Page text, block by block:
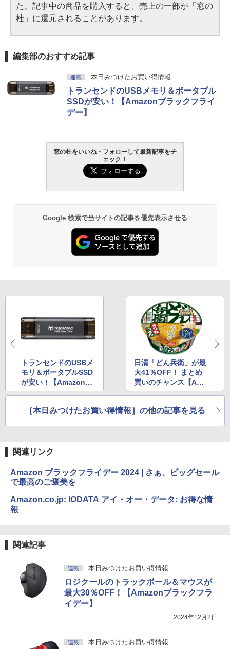
た、記事中の商品を購入すると、売上の一部が「窓の
杜」に還元されることがあります。
編集部のおすすめ記事
連載 本日みつけたお買い得情報
トランセンドのUSBメモリ＆ポータブル
SSDが安い！【Amazonブラックフライ
デー】
窓の杜をいいね・フォローして最新記事をチ
ェック！
Google 検索で当サイトの記事を優先表示させる
トランセンドのUSBメ
モリ＆ポータブルSSD
が安い！【Amazonブ
ラックフライデー】
日清「どん兵衛」が最
大41％OFF！ まとめ
買いのチャンス【Ama
zonブラックフライデ
［本日みつけたお買い得情報］の他の記事を見る
関連リンク
Amazon ブラックフライデー 2024 | さぁ、ビッグセール
で最高のご褒美を
Amazon.co.jp: IODATA アイ・オー・データ: お得な情
報
関連記事
連載 本日みつけたお買い得情報
ロジクールのトラックボール＆マウスが
最大30％OFF！【Amazonブラックフラ
イデー】
2024年12月2日
連載 本日みつけたお買い得情報